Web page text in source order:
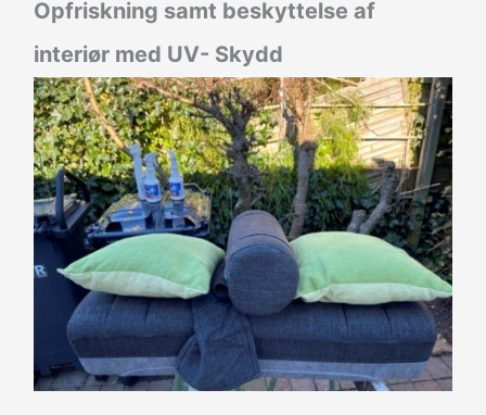
Opfriskning samt beskyttelse af
interiør med UV- Skydd